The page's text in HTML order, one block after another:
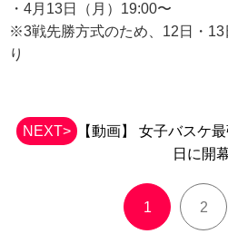
・4月13日（月）19:00〜
※3戦先勝方式のため、12日・13
り
NEXT> 【動画】 女子バスケ
日に開
1 2